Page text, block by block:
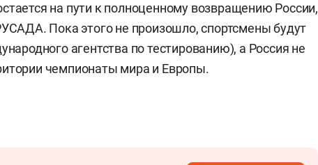
на пути к полноценному возвращению России,
Пока этого не произошло, спортсмены будут
агентства по тестированию), а Россия не
чемпионаты мира и Европы.